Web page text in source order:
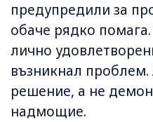
предупредили за
обаче рядко
лично
възникнал проблем.
решение, а не
надмощие.